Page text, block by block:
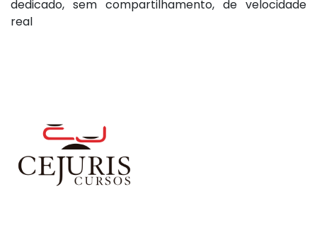
dedicado, sem compartilhamento, de velocidade
real